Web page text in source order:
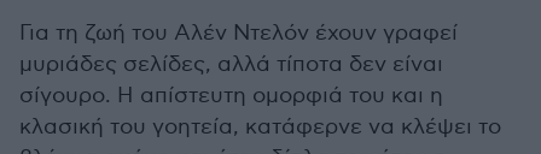
Για τη ζωή του Αλέν Ντελόν έχουν γραφεί
μυριάδες σελίδες, αλλά τίποτα δεν είναι
σίγουρο. Η απίστευτη ομορφιά του και η
κλασική του γοητεία, κατάφερνε να κλέψει το